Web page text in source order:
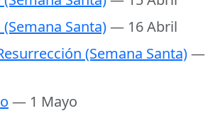
Santa)— 16 Abril
(Semana Santa)—
— 1 Mayo